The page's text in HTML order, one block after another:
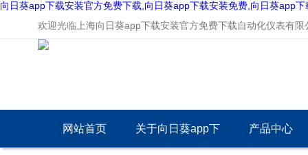
向日葵app下载安装官方免费下载,向日葵app下载安装免费,向日葵app
欢迎光临上海向日葵app下载安装官方免费下载自动化仪表有限公
网站首页 关于向日葵app下 产品中心